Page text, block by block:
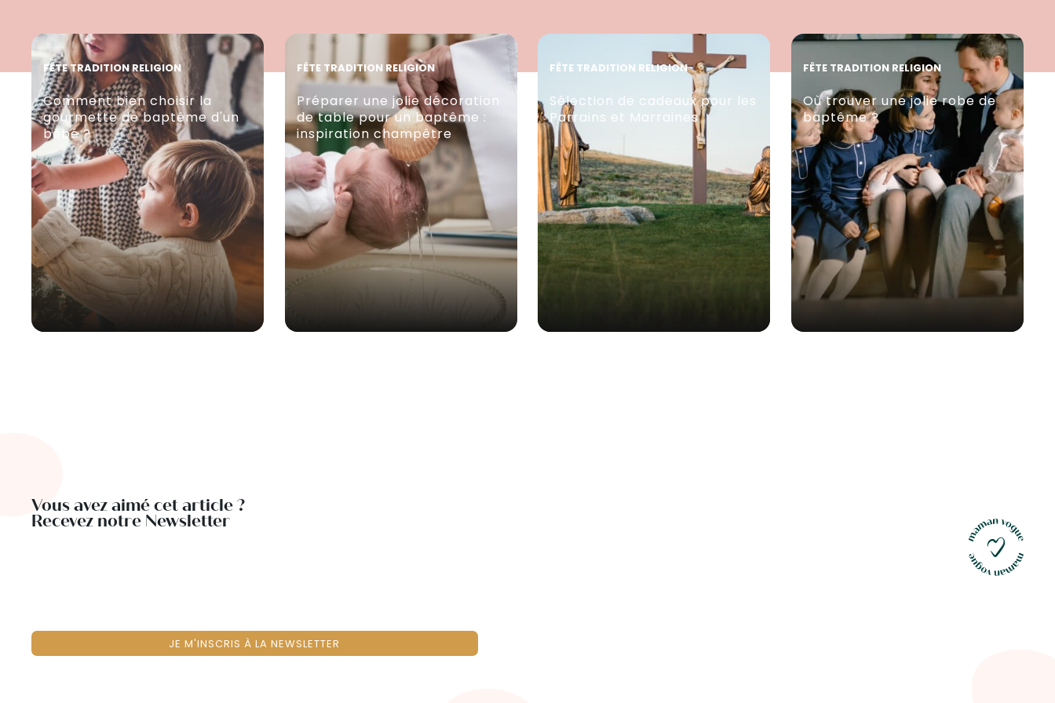
FÊTE TRADITION RELIGION
Comment bien choisir la
gourmette de baptême d'un
bébé ?
FÊTE TRADITION RELIGION
Préparer une jolie décoration
de table pour un baptême :
inspiration champêtre
FÊTE TRADITION RELIGION
Sélection de cadeaux pour les
Parrains et Marraines
FÊTE TRADITION RELIGION
Où trouver une jolie robe de
baptême ?
Vous avez aimé cet article ?
Recevez notre Newsletter
JE M'INSCRIS À LA NEWSLETTER